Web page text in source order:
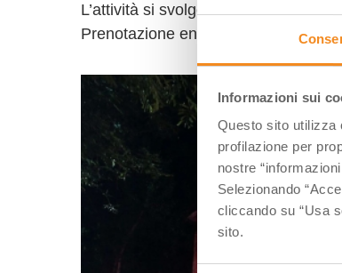
Informazioni sui
Questo sito utilizza
profilazione per
nostre
Selezionando
cliccando su “Usa
sito.
L’attività si svolge con un numero
Prenotazione entro giovedì ore 18